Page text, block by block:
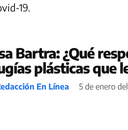
19.
Bartra: ¿Qué
plásticas que
En Línea 5 de enero